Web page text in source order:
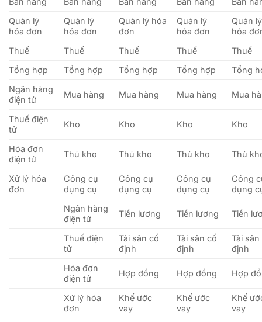
Quản lý
hóa đơn
Quản lý
hóa đơn
Quản lý hóa
đơn
Quản lý
hóa đơn
Quản lý
hóa
Thuế
Thuế Thuế Thuế
Thuế
Tổng hợp
Tổng hợp Tổng hợp Tổng hợp
Tổng
Ngân hàng
điện tử
Mua hàng Mua hàng Mua hàng Mua
Thuế điện
tử
Kho Kho Kho Kho
Hóa đơn
điện tử
Thủ kho Thủ kho Thủ kho Thủ
Xử lý hóa
đơn
Công cụ
dụng cụ
Công cụ
dụng cụ
Công cụ
dụng cụ
Công
dụng
Ngân hàng
điện tử
Tiền lương Tiền lương Tiền
Thuế điện
tử
Tài sản cố
định
Tài sản cố
định
Tài
định
Hóa đơn
điện tử
Hợp đồng Hợp đồng Hợp
Xử lý hóa
đơn
Khế ước
vay
Khế ước
vay
Khế
vay